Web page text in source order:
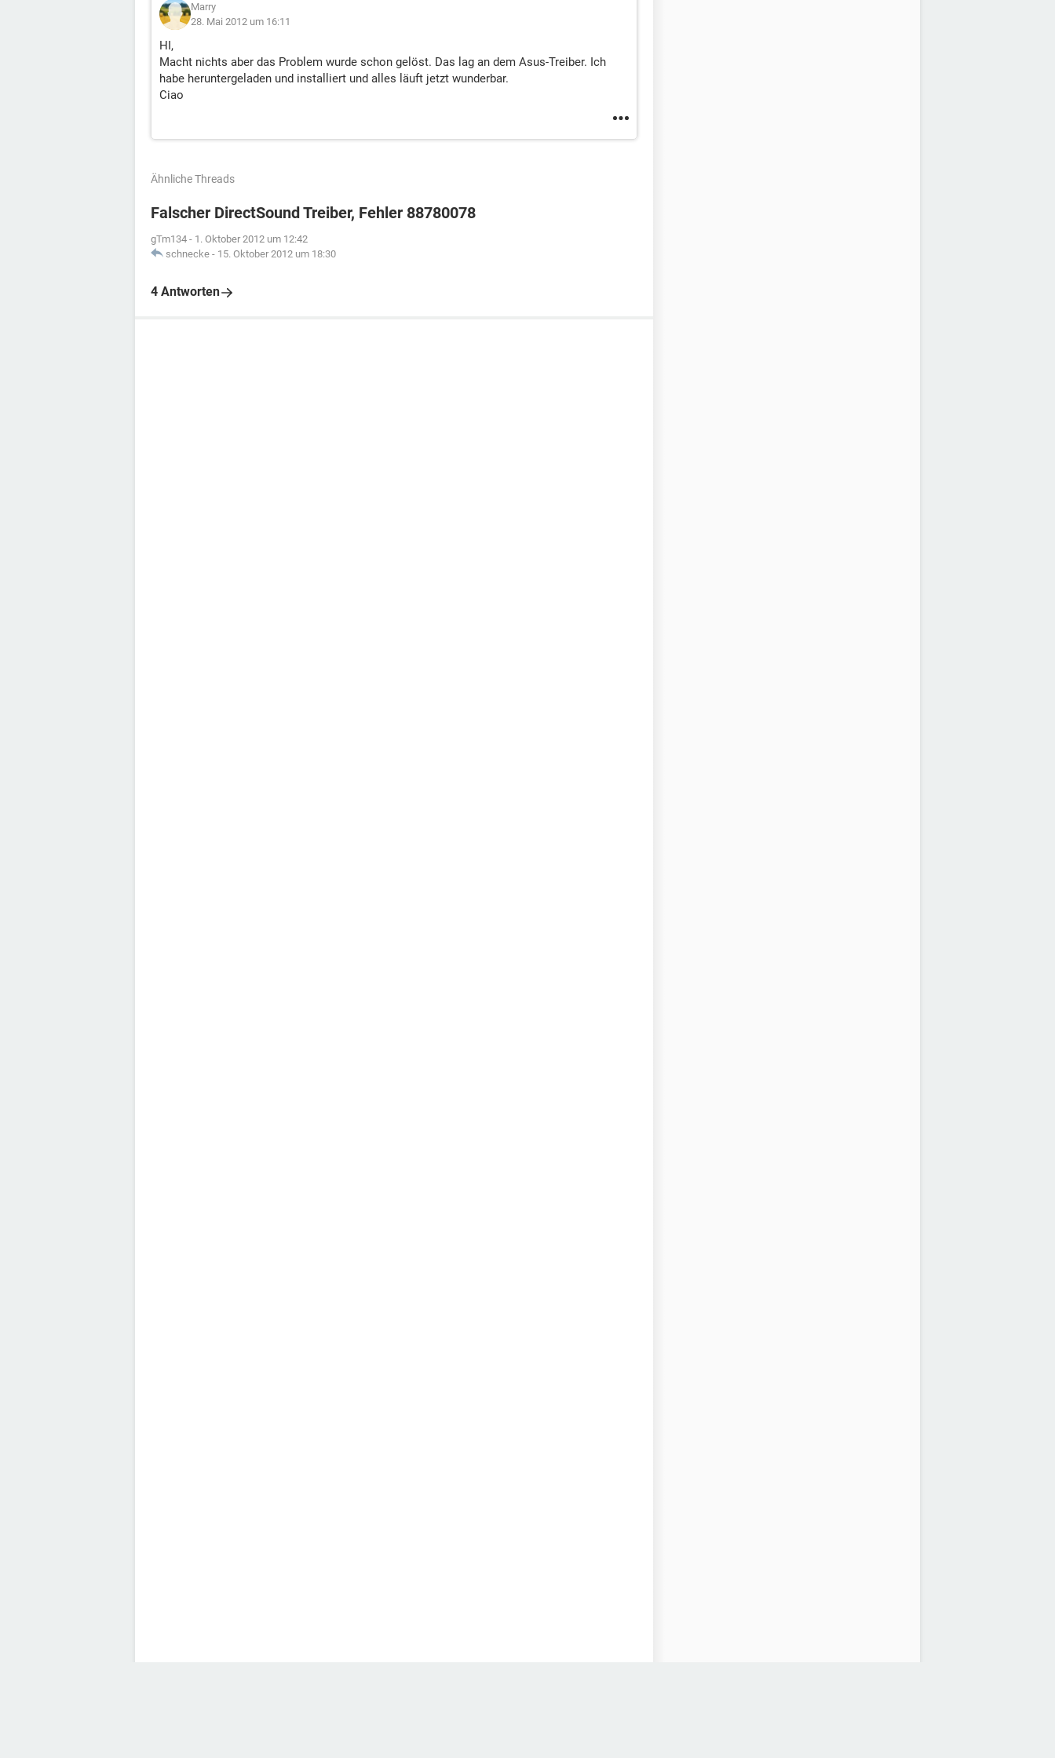
Marry
28. Mai 2012 um 16:11
HI,
Macht nichts aber das Problem wurde schon gelöst. Das lag an dem Asus-Treiber. Ich
habe heruntergeladen und installiert und alles läuft jetzt wunderbar.
Ciao
Ähnliche Threads
Falscher DirectSound Treiber, Fehler 88780078
gTm134 - 1. Oktober 2012 um 12:42
schnecke - 15. Oktober 2012 um 18:30
4 Antworten